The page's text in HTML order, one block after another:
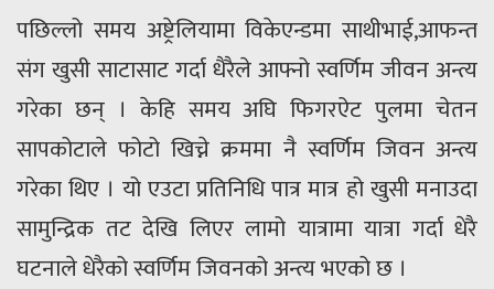
पछिल्लो समय अष्ट्रेलियामा विकेएन्डमा साथीभाई,आफन्त
संग खुसी साटासाट गर्दा धैरैले आफ्नो स्वर्णिम जीवन अन्त्य
गरेका छन् । केहि समय अघि फिगरऐट पुलमा चेतन
सापकोटाले फोटो खिच्ने क्रममा नै स्वर्णिम जिवन अन्त्य
गरेका थिए । यो एउटा प्रतिनिधि पात्र मात्र हो खुसी मनाउदा
सामुन्द्रिक तट देखि लिएर लामो यात्रामा यात्रा गर्दा धेरै
घटनाले धेरैको स्वर्णिम जिवनको अन्त्य भएको छ ।